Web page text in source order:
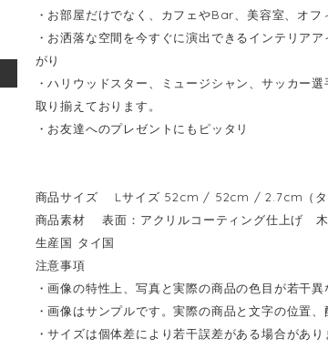
・お部屋だけでなく、カフェやBar、美容室、オ
・お洒落な空間を今すぐに演出できるインテリア
がり
・ハリウッドスター、ミュージシャン、サッカー
取り揃えております。
・お友達へのプレゼントにもピッタリ
商品サイズ Lサイズ 52cm / 52cm / 2.7cm（タ
商品素材 表面：アクリルコーティング仕上げ 木
生産国 タイ国
注意事項
・画像の特性上、写真と実際の商品の色目が若干異
・画像はサンプルです。実際の商品と文字の位置
・サイズは個体差により若干誤差がある場合があ